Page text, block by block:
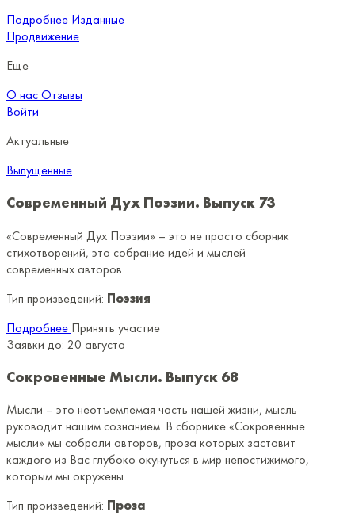
Подробнее Изданные
Продвижение
Еще
О насОтзывы
Войти
Актуальные
Выпущенные
Современный Дух Поэзии. Выпуск 73
«Современный Дух Поэзии» – это не просто сборник
стихотворений, это собрание идей и мыслей
современных авторов.
Тип произведений: Поэзия
Подробнее Принять участие
Заявки до: 20 августа
Сокровенные Мысли. Выпуск 68
Мысли – это неотъемлемая часть нашей жизни, мысль
руководит нашим сознанием. В сборнике «Сокровенные
мысли» мы собрали авторов, проза которых заставит
каждого из Вас глубоко окунуться в мир непостижимого,
которым мы окружены.
Тип произведений: Проза